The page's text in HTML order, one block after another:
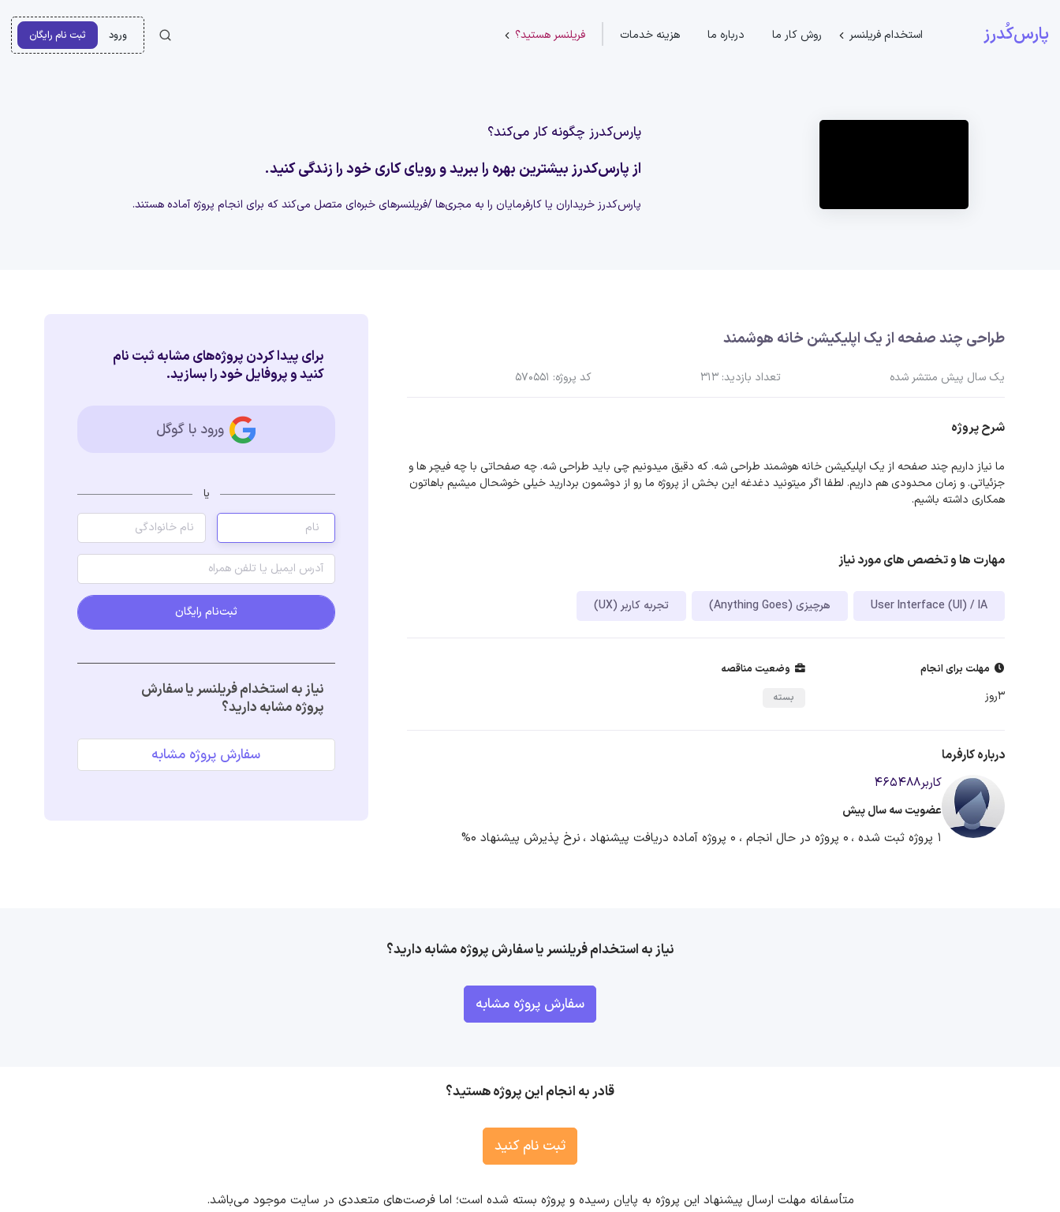
پارس‌کُدرز استخدام فریلنسر روش کار ما درباره ما هزینه خدمات فریلنسر هستید؟ ورود ثبت نام رایگان
پارس‌کدرز چگونه کار می‌کند؟
از پارس‌کدرز بیشترین بهره را ببرید و رویای کاری خود را زندگی کنید.
پارس‌کدرز خریداران یا کارفرمایان را به مجری‌ها /فریلنسرهای خبره‌ای متصل می‌کند که برای انجام پروژه آماده هستند.
طراحی چند صفحه از یک اپلیکیشن خانه هوشمند
یک سال پیش منتشر شده تعداد بازدید: 313 کد پروژه: 570551
شرح پروژه
ما نیاز داریم چند صفحه از یک اپلیکیشن خانه هوشمند طراحی شه. که دقیق میدونیم چی باید طراحی شه. چه صفحاتی با چه فیچر ها و
جزئیاتی. و زمان محدودی هم داریم. لطفا اگر میتونید دغدغه این بخش از پروژه ما رو از دوشمون بردارید خیلی خوشحال میشیم باهاتون
همکاری داشته باشیم.
مهارت ها و تخصص های مورد نیاز
User Interface (UI) / IA هرچیزی (Anything Goes) تجربه کاربر (UX)
مهلت برای انجام
3روز
وضعیت مناقصه
بسته
درباره کارفرما
کاربر465488
عضویت سه سال پیش
1 پروژه ثبت شده ، 0 پروژه در حال انجام ، 0 پروژه آماده دریافت پیشنهاد ، نرخ پذیرش پیشنهاد 0%
برای پیدا کردن پروژه‌های مشابه ثبت نام
کنید و پروفایل خود را بسازید.
ورود با گوگل
یا
ثبت‌نام رایگان
نیاز به استخدام فریلنسر یا سفارش
پروژه مشابه دارید؟
سفارش پروژه مشابه
نیاز به استخدام فریلنسر یا سفارش پروژه مشابه دارید؟
سفارش پروژه مشابه
قادر به انجام این پروژه هستید؟
ثبت نام کنید
متأسفانه مهلت ارسال پیشنهاد این پروژه به پایان رسیده و پروژه بسته شده است؛ اما فرصت‌های متعددی در سایت موجود می‌باشد.